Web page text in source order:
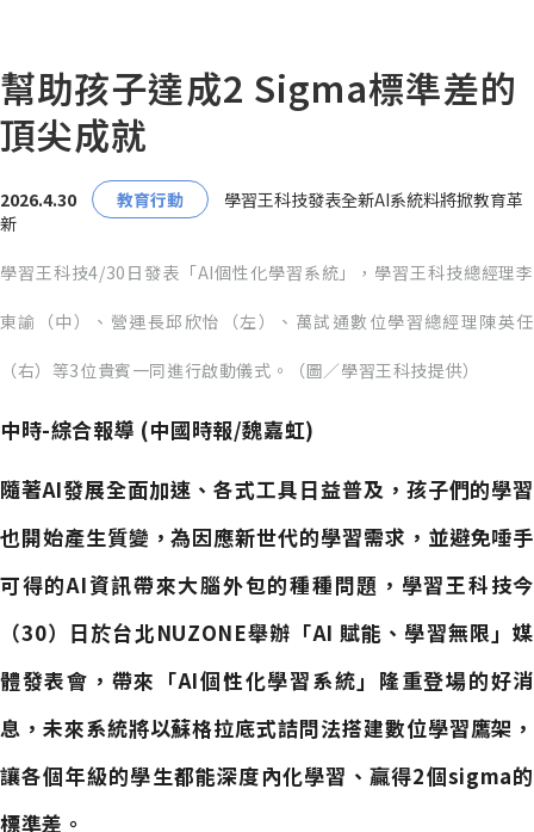
幫助孩子達成2 Sigma標準差的
頂尖成就
2026.4.30 教育行動
學習王科技發表全新AI系統料將掀教育革
新
學習王科技4/30日發表「AI個性化學習系統」，學習王科技總經理李
東諭（中）、營運長邱欣怡（左）、萬試通數位學習總經理陳英任
（右）等3位貴賓一同進行啟動儀式。（圖／學習王科技提供）
中時-綜合報導 (中國時報/魏嘉虹)
隨著AI發展全面加速、各式工具日益普及，孩子們的學習
也開始產生質變，為因應新世代的學習需求，並避免唾手
可得的AI資訊帶來大腦外包的種種問題，學習王科技今
（30）日於台北NUZONE舉辦「AI 賦能、學習無限」媒
體發表會，帶來「AI個性化學習系統」隆重登場的好消
息，未來系統將以蘇格拉底式詰問法搭建數位學習鷹架，
讓各個年級的學生都能深度內化學習、贏得2個sigma的
標準差。